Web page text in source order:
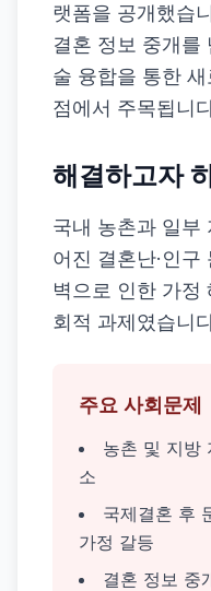
랫폼을 공개했습
결혼 정보 중개를
술 융합을 통한
점에서 주목됩니
해결하고자
국내 농촌과 일부
어진 결혼난·인구
벽으로 인한 가정
회적 과제였습니
주요 사회문제
농촌 및 지방
소
국제결혼 후
가정 갈등
결혼 정보 중